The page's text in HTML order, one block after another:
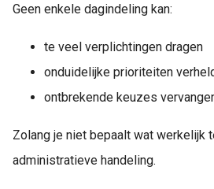
Geen enkele dagindeling kan:
te veel verplichtingen dragen
onduidelijke prioriteiten
ontbrekende keuzes
Zolang je niet bepaalt wat werkelijk
administratieve handeling.